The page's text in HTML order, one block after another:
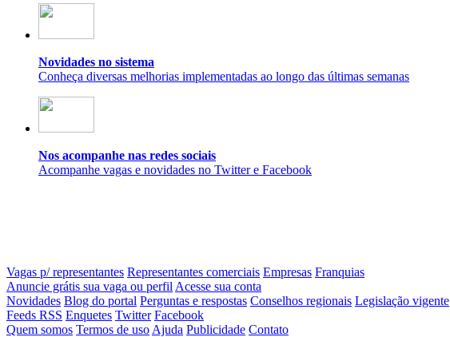
Novidades no sistema
Conheça diversas melhorias implementadas ao longo das últimas semanas
Nos acompanhe nas redes sociais
Acompanhe vagas e novidades no Twitter e Facebook
Vagas p/ representantes Representantes comerciais Empresas Franquias
Anuncie grátis sua vaga ou perfil Acesse sua conta
Novidades Blog do portal Perguntas e respostas Conselhos regionais Legislação vigente
Feeds RSS Enquetes Twitter Facebook
Quem somos Termos de uso Ajuda Publicidade Contato